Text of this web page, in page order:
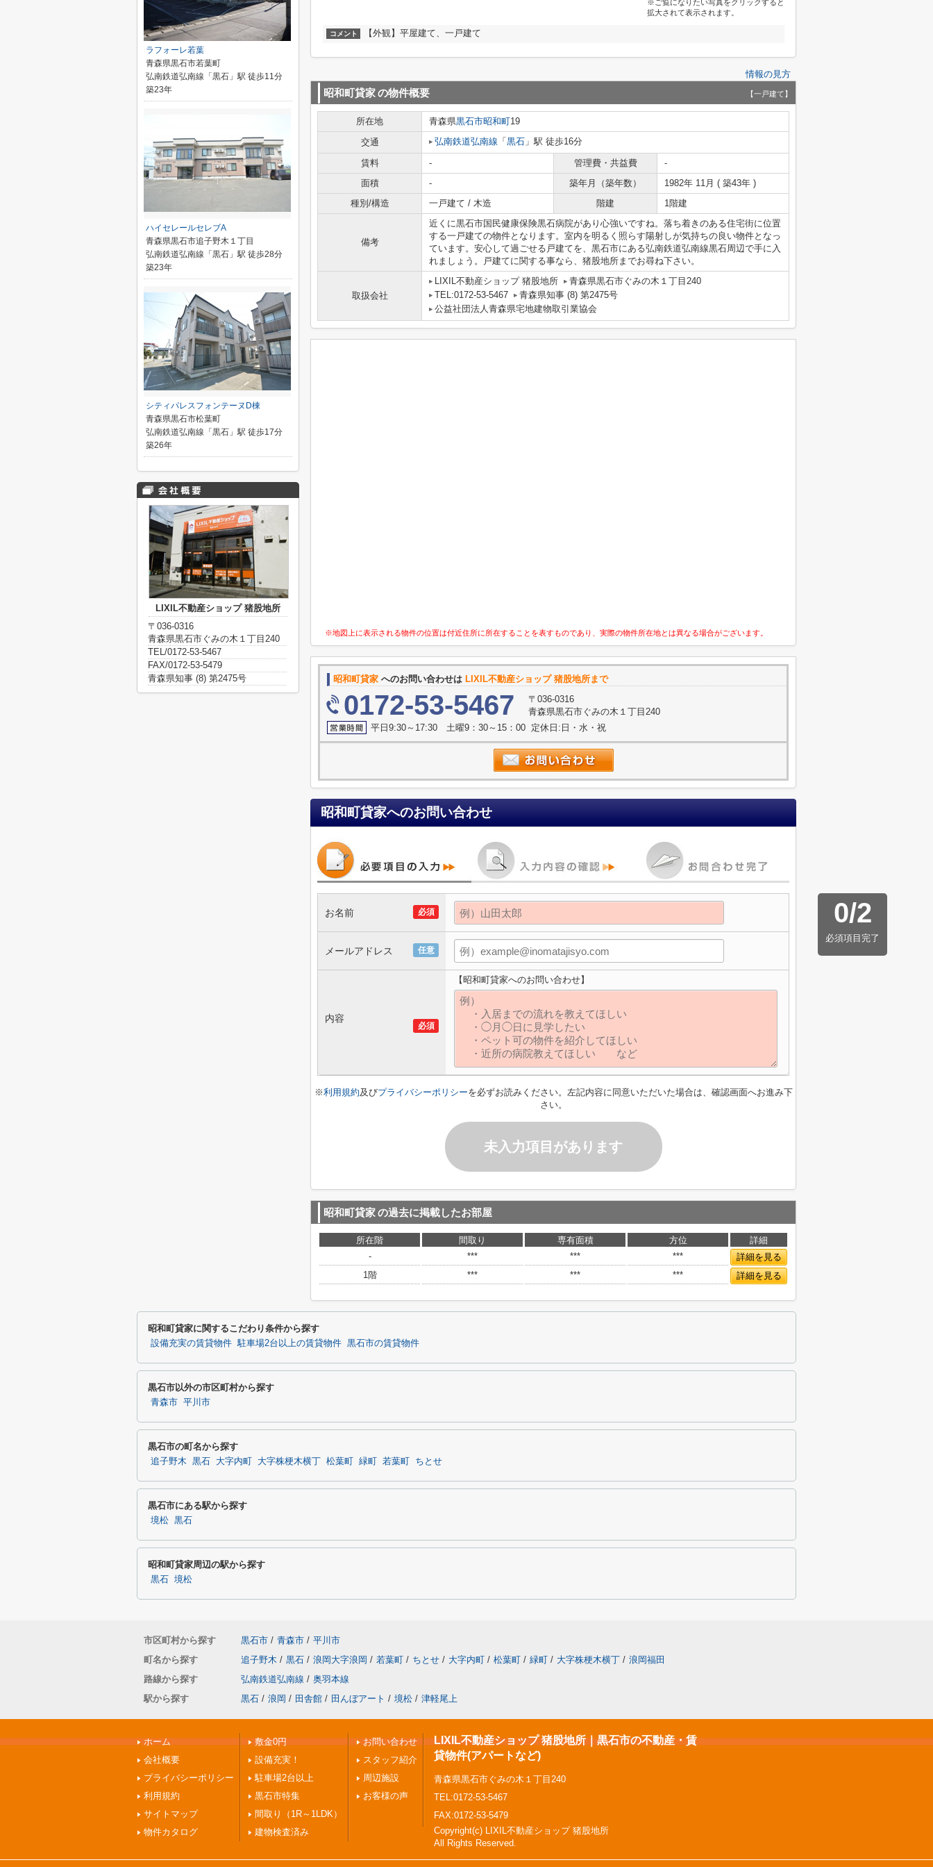
※ご覧になりたい写真をクリックすると
拡大されて表示されます。
コメント 【外観】平屋建て、一戸建て
情報の見方
昭和町貸家の物件概要 【一戸建て】
所在地 青森県黒石市昭和町19
交通
弘南鉄道弘南線 「 黒石 」駅 徒歩16分
賃料 - 管理費・共益費
-
面積
- 築年月（築年数）
1982年 11月 ( 築43年 )
種別/構造
一戸建て / 木造 階建 1階建
備考
近くに黒石市国民健康保険黒石病院があり心強いですね。落ち着きのある住宅街に位置
する一戸建ての物件となります。室内を明るく照らす陽射しが気持ちの良い物件となっ
ています。安心して過ごせる戸建てを、黒石市にある弘南鉄道弘南線黒石周辺で手に入
れましょう。戸建てに関する事なら、猪股地所までお尋ね下さい。
取扱会社
LIXIL不動産ショップ 猪股地所
青森県黒石市ぐみの木１丁目240
TEL:0172-53-5467
青森県知事 (8) 第2475号
公益社団法人青森県宅地建物取引業協会
※地図上に表示される物件の位置は付近住所に所在することを表すものであり、実際の物件所在地とは異なる場合がございます。
昭和町貸家 へのお問い合わせは LIXIL不動産ショップ 猪股地所まで
0172-53-5467
〒036-0316
青森県黒石市ぐみの木１丁目240
平日9:30～17:30 土曜9：30～15：00 定休日:日・水・祝
昭和町貸家へのお問い合わせ
0/2
必須項目完了
必須
お名前
任意
メールアドレス
必須
内容
【昭和町貸家へのお問い合わせ】
※利用規約及びプライバシーポリシーを必ずお読みください。左記内容に同意いただいた場合は、確認画面へお進み下
さい。
未入力項目があります
昭和町貸家の過去に掲載したお部屋
所在階 間取り 専有面積 方位
詳細
-
*** *** ***
詳細を見る
1階
*** *** *** 詳細を見る
ラフォーレ若葉
青森県黒石市若葉町
弘南鉄道弘南線「黒石」駅 徒歩11分
築23年
ハイセレールセレブA
青森県黒石市追子野木１丁目
弘南鉄道弘南線「黒石」駅 徒歩28分
築23年
シティパレスフォンテーヌD棟
青森県黒石市松葉町
弘南鉄道弘南線「黒石」駅 徒歩17分
築26年
LIXIL不動産ショップ 猪股地所
〒036-0316
青森県黒石市ぐみの木１丁目240
TEL/0172-53-5467
FAX/0172-53-5479
青森県知事 (8) 第2475号
昭和町貸家に関するこだわり条件から探す
設備充実の賃貸物件 駐車場2台以上の賃貸物件 黒石市の賃貸物件
黒石市以外の市区町村から探す
青森市 平川市
黒石市の町名から探す
追子野木 黒石 大字内町 大字株梗木横丁 松葉町 緑町 若葉町 ちとせ
黒石市にある駅から探す
境松 黒石
昭和町貸家周辺の駅から探す
黒石 境松
市区町村から探す 黒石市 / 青森市 / 平川市
町名から探す
追子野木 / 黒石 / 浪岡大字浪岡 / 若葉町 / ちとせ / 大字内町 / 松葉町 / 緑町 / 大字株梗木横丁 / 浪岡福田
路線から探す
弘南鉄道弘南線 / 奥羽本線
駅から探す
黒石 / 浪岡 / 田舎館 / 田んぼアート / 境松 / 津軽尾上
ホーム
会社概要
プライバシーポリシー
利用規約
サイトマップ
物件カタログ
敷金0円
設備充実！
駐車場2台以上
黒石市特集
間取り（1R～1LDK）
建物検査済み
お問い合わせ
スタッフ紹介
周辺施設
お客様の声
LIXIL不動産ショップ 猪股地所｜黒石市の不動産・賃
貸物件(アパートなど)
青森県黒石市ぐみの木１丁目240
TEL:0172-53-5467
FAX:0172-53-5479
Copyright(c) LIXIL不動産ショップ 猪股地所
All Rights Reserved.